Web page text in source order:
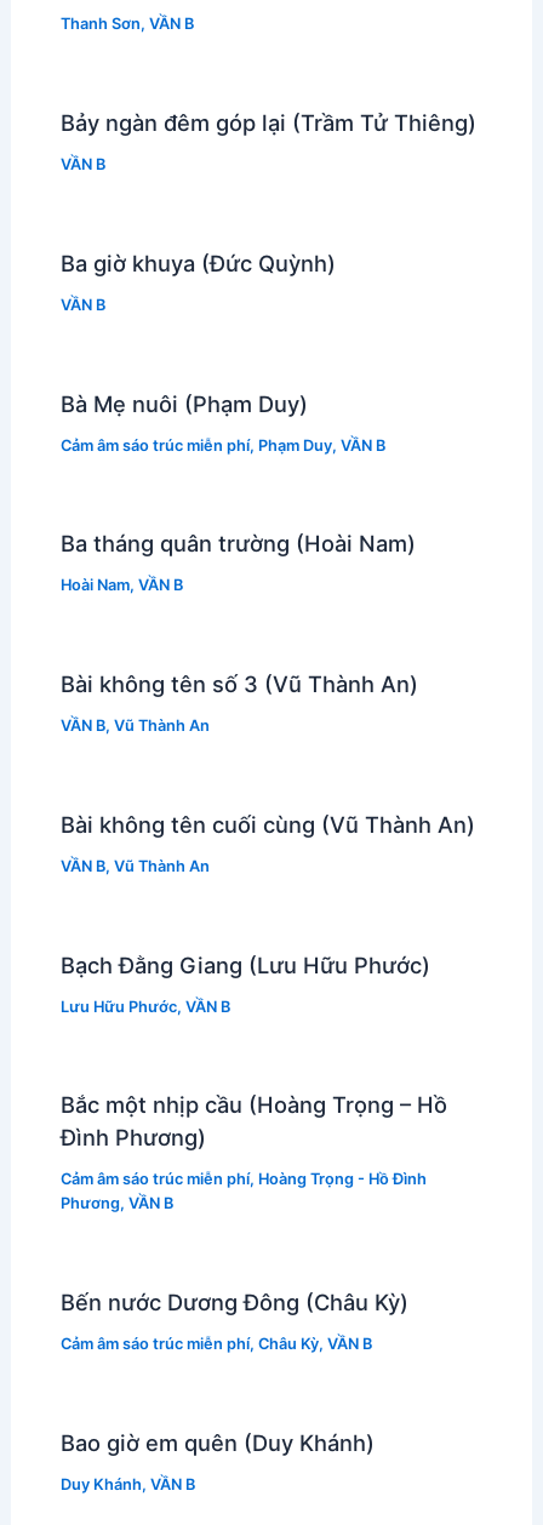
Thanh Sơn, VẦN B
Bảy ngàn đêm góp lại (Trầm Tử Thiêng)
VẦN B
Ba giờ khuya (Đức Quỳnh)
VẦN B
Bà Mẹ nuôi (Phạm Duy)
Cảm âm sáo trúc miễn phí, Phạm Duy, VẦN B
Ba tháng quân trường (Hoài Nam)
Hoài Nam, VẦN B
Bài không tên số 3 (Vũ Thành An)
VẦN B, Vũ Thành An
Bài không tên cuối cùng (Vũ Thành An)
VẦN B, Vũ Thành An
Bạch Đằng Giang (Lưu Hữu Phước)
Lưu Hữu Phước, VẦN B
Bắc một nhịp cầu (Hoàng Trọng – Hồ
Đình Phương)
Cảm âm sáo trúc miễn phí, Hoàng Trọng - Hồ Đình
Phương, VẦN B
Bến nước Dương Đông (Châu Kỳ)
Cảm âm sáo trúc miễn phí, Châu Kỳ, VẦN B
Bao giờ em quên (Duy Khánh)
Duy Khánh, VẦN B